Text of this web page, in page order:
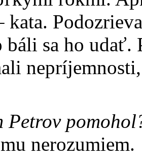
kata.
sa ho udať.
Petrov
nerozumiem.